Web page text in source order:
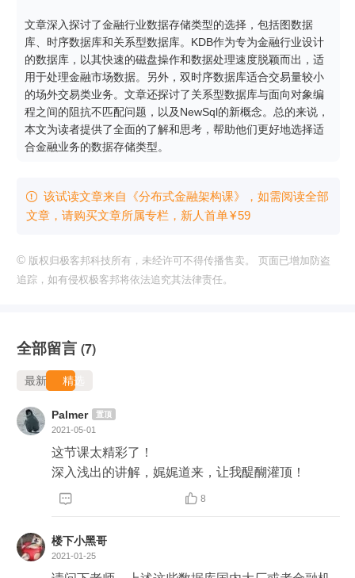
文章深入探讨了金融行业数据存储类型的选择，包括图数据
库、时序数据库和关系型数据库。KDB作为专为金融行业设计
的数据库，以其快速的磁盘操作和数据处理速度脱颖而出，适
用于处理金融市场数据。另外，双时序数据库适合交易量较小
的场外交易类业务。文章还探讨了关系型数据库与面向对象编
程之间的阻抗不匹配问题，以及NewSql的新概念。总的来说，
本文为读者提供了全面的了解和思考，帮助他们更好地选择适
合金融业务的数据存储类型。
 该试读文章来自《分布式金融架构课》，如需阅读全部
文章，请购买文章所属专栏 ，新⼈⾸单¥59
© 版权归极客邦科技所有，未经许可不得传播售卖。 页面已增加防盗
追踪，如有侵权极客邦将依法追究其法律责任。
全部留言 (7)
最新 精选
Palmer 置顶
2021-05-01
这节课太精彩了！
深入浅出的讲解，娓娓道来，让我醍醐灌顶！
  8
楼下小黑哥
2021-01-25